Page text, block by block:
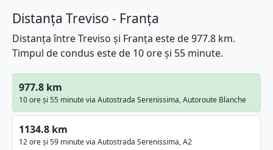
Distanța Treviso - Franța
Distanța între Treviso și Franța este de 977.8 km.
Timpul de condus este de 10 ore și 55 minute.
977.8 km
10 ore și 55 minute via Autostrada Serenissima, Autoroute Blanche
1134.8 km
12 ore și 59 minute via Autostrada Serenissima, A2